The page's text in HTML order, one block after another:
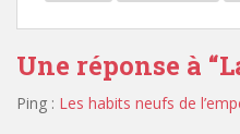
Une réponse à “
Ping : Les habits neufs de